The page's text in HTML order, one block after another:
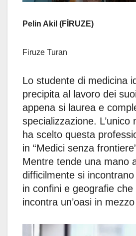
Pelin Akil (FİRUZE)
Firuze Turan
Lo studente di medicina
precipita al lavoro dei
appena si laurea e
specializzazione. L’unico
ha scelto questa
in “Medici senza
Mentre tende una mano
difficilmente si
in confini e geografie che
incontra un’oasi in